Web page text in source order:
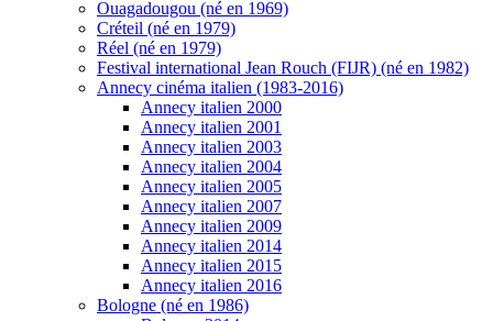
Ouagadougou (né en 1969)
Créteil (né en 1979)
Réel (né en 1979)
Festival international Jean Rouch (FIJR) (né en 1982)
Annecy cinéma italien (1983-2016)
Annecy italien 2000
Annecy italien 2001
Annecy italien 2003
Annecy italien 2004
Annecy italien 2005
Annecy italien 2007
Annecy italien 2009
Annecy italien 2014
Annecy italien 2015
Annecy italien 2016
Bologne (né en 1986)